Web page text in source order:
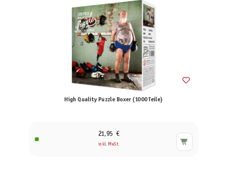
High Quality Puzzle Boxer (1000 Teile)
21,95 €
inkl. MwSt.